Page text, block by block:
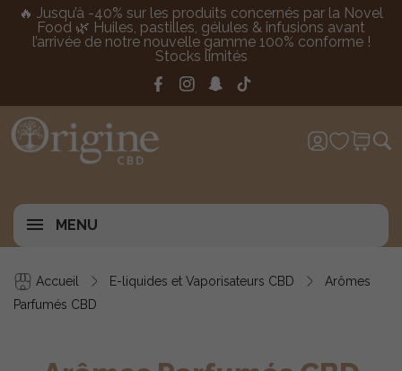
🔥 Jusqu’à -40% sur les produits concernés par la Novel
Food 🌿 Huiles, pastilles, gélules & infusions avant
l’arrivée de notre nouvelle gamme 100% conforme !
Stocks limités
MENU
Accueil E-liquides et Vaporisateurs CBD
Arômes
Parfumés CBD